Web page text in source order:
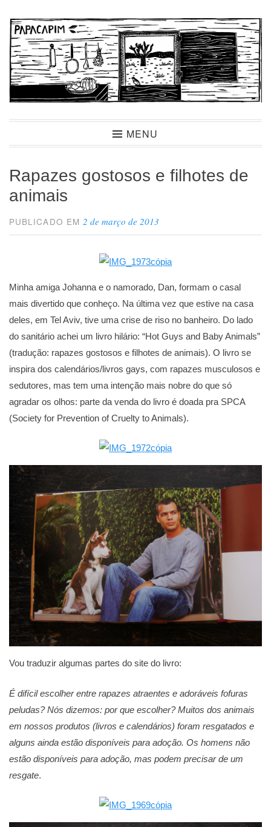
para
conteúdo
PapacapimMENU
Rapazes gostosos e filhotes de
animais
PUBLICADO EM 2 de março de 2013
Minha amiga Johanna e o namorado, Dan, formam o casal
mais divertido que conheço. Na última vez que estive na casa
deles, em Tel Aviv, tive uma crise de riso no banheiro. Do lado
do sanitário achei um livro hilário: “Hot Guys and Baby Animals”
(tradução: rapazes gostosos e filhotes de animais). O livro se
inspira dos calendários/livros gays, com rapazes musculosos e
sedutores, mas tem uma intenção mais nobre do que só
agradar os olhos: parte da venda do livro é doada pra SPCA
(Society for Prevention of Cruelty to Animals).
Vou traduzir algumas partes do site do livro:
É difícil escolher entre rapazes atraentes e adoráveis fofuras
peludas? Nós dizemos: por que escolher? Muitos dos animais
em nossos produtos (livros e calendários) foram resgatados e
alguns ainda estão disponíveis para adoção. Os homens não
estão disponíveis para adoção, mas podem precisar de um
resgate.